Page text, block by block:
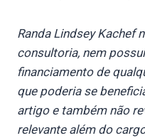
Randa Lindsey Kachef
consultoria, nem
financiamento de
que poderia se
artigo e também não
relevante além do